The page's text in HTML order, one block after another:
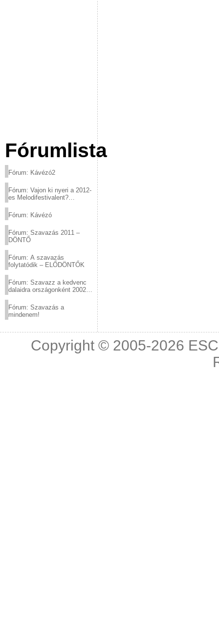
Fórumlista
Fórum: Kávézó2
Fórum: Vajon ki nyeri a 2012-
es Melodifestivalent?
Fórum: Kávézó
Fórum: Szavazás 2011 –
DÖNTŐ
Fórum: A szavazás
folytatódik – ELŐDÖNTŐK
Fórum: Szavazz a kedvenc
dalaidra országonként 2002
Fórum: Szavazás a
mindenem!
Copyright © 2005-2026